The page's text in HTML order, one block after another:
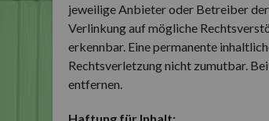
jeweilige Anbieter oder Betreiber
Verlinkung auf mögliche
erkennbar. Eine permanente
Rechtsverletzung nicht zumutbar.
entfernen.